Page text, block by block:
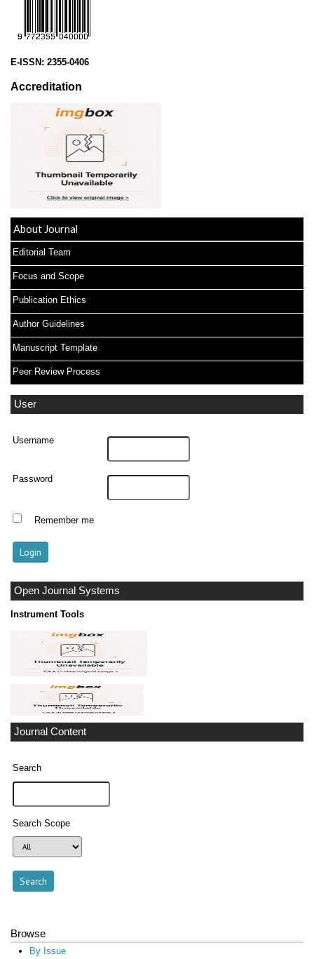
E-ISSN: 2355-0406
Accreditation
About Journal
Editorial Team
Focus and Scope
Publication Ethics
Author Guidelines
Manuscript Template
Peer Review Process
User
Username
Password
Remember me
Open Journal Systems
Instrument Tools
Journal Content
Search
Search Scope
Browse
By Issue